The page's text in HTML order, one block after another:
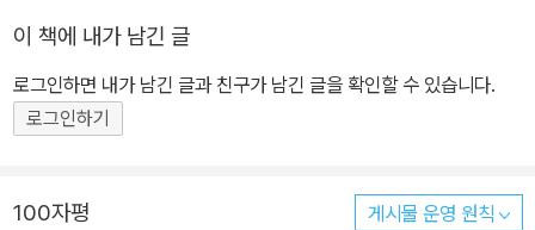
밀 졸라도 영국에서 프랑스로 귀국했다. 그는 다시 활동을 재개하는
듯 보였다. 그런데 1902년 9월 29일 밤 뜻밖의 사고가 발생했다. 메
당(Médan)의 별장에서 여름을 보내고 파리의 아파트로 돌아온 에밀
졸라 부부는 몇 달째 비워두었던 집 안이 눅눅하다고 느꼈다. 그들은
몸에 이상을 느끼며 잠에서 깨어났다. 그녀는 머리가 무겁고 속이 메
이 책에 내가 남긴 글
로그인하면 내가 남긴 글과 친구가 남긴 글을 확인할 수 있습니다.
로그인하기
100자평 게시물 운영 원칙